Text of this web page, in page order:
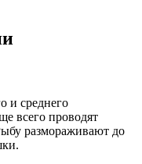
и среднего
всего проводят
размораживают до